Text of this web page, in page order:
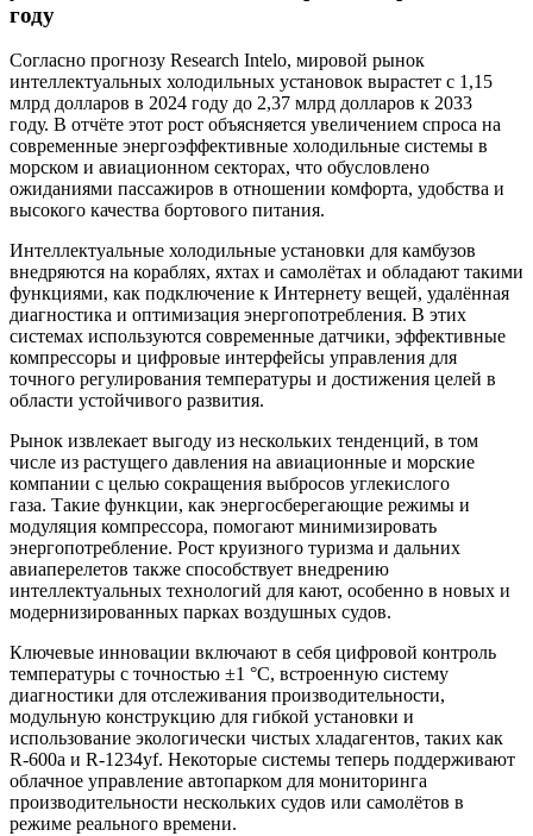
году
Согласно прогнозу Research Intelo, мировой рынок
интеллектуальных холодильных установок вырастет с 1,15
млрд долларов в 2024 году до 2,37 млрд долларов к 2033
году. В отчёте этот рост объясняется увеличением спроса на
современные энергоэффективные холодильные системы в
морском и авиационном секторах, что обусловлено
ожиданиями пассажиров в отношении комфорта, удобства и
высокого качества бортового питания.
Интеллектуальные холодильные установки для камбузов
внедряются на кораблях, яхтах и самолётах и обладают такими
функциями, как подключение к Интернету вещей, удалённая
диагностика и оптимизация энергопотребления. В этих
системах используются современные датчики, эффективные
компрессоры и цифровые интерфейсы управления для
точного регулирования температуры и достижения целей в
области устойчивого развития.
Рынок извлекает выгоду из нескольких тенденций, в том
числе из растущего давления на авиационные и морские
компании с целью сокращения выбросов углекислого
газа. Такие функции, как энергосберегающие режимы и
модуляция компрессора, помогают минимизировать
энергопотребление. Рост круизного туризма и дальних
авиаперелетов также способствует внедрению
интеллектуальных технологий для кают, особенно в новых и
модернизированных парках воздушных судов.
Ключевые инновации включают в себя цифровой контроль
температуры с точностью ±1 °C, встроенную систему
диагностики для отслеживания производительности,
модульную конструкцию для гибкой установки и
использование экологически чистых хладагентов, таких как
R-600a и R-1234yf. Некоторые системы теперь поддерживают
облачное управление автопарком для мониторинга
производительности нескольких судов или самолётов в
режиме реального времени.